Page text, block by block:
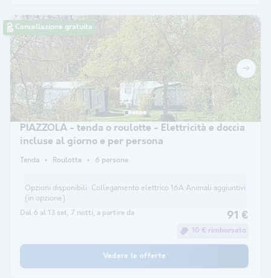
Cancellazione gratuita
PIAZZOLA - tenda o roulotte - Elettricità e doccia
incluse al giorno e per persona
Tenda Roulotte 6 persone
Opzioni disponibili: Collegamento elettrico 16A Animali aggiuntivi
(in opzione)
Dal 6 al 13 set, 7 notti, a partire da 91 €
10 € rimborsato
Vedere le offerte